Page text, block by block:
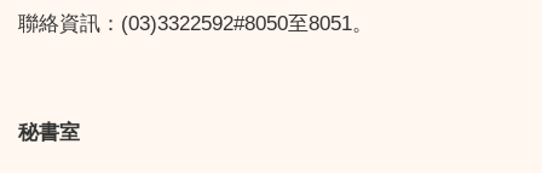
聯絡資訊：(03)3322592#8050至8051。
秘書室